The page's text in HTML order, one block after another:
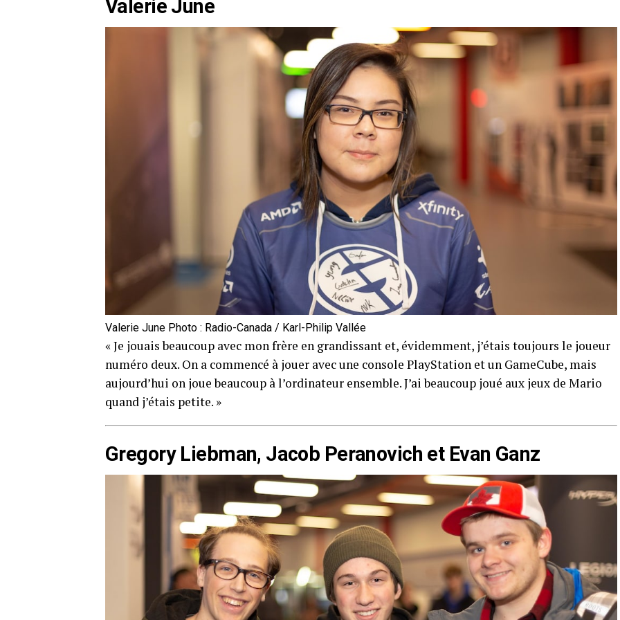
Valerie June
Valerie June Photo : Radio-Canada / Karl-Philip Vallée
« Je jouais beaucoup avec mon frère en grandissant et, évidemment, j’étais toujours le joueur
numéro deux. On a commencé à jouer avec une console PlayStation et un GameCube, mais
aujourd’hui on joue beaucoup à l’ordinateur ensemble. J’ai beaucoup joué aux jeux de Mario
quand j’étais petite. »
Gregory Liebman, Jacob Peranovich et Evan Ganz